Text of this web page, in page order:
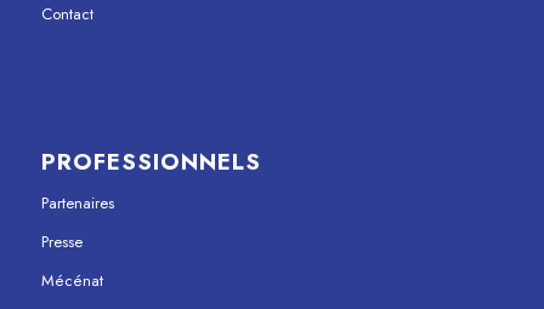
Contact
PROFESSIONNELS
Partenaires
Presse
Mécénat